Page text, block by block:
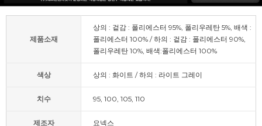
제품소재
상의 : 겉감 : 폴리에스터 95%, 폴리우레탄 5%, 배색 :
폴리에스터 100% / 하의 : 겉감 : 폴리에스터 90%,
폴리우레탄 10%, 배색:폴리에스터 100%
색상 상의 : 화이트 / 하의 : 라이트 그레이
치수 95, 100, 105, 110
제조자 요넥스